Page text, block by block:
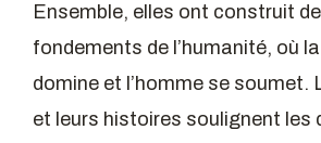
Ensemble, elles ont construit
fondements de l’humanité, où
domine et l’homme se soumet.
et leurs histoires soulignent les